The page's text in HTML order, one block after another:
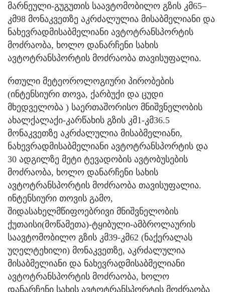
მარნეული-გუგუთის საავტომობილო გზის კმ65–
კმ98 მონაკვეთზე აკრძალულია მისაბმელიანი და
ნახევრადმისაბმელიანი ავტოტრანსპორტის
მოძრაობა, ხოლო დანარჩენი სახის
ავტოტრანსპორტის მოძრაობა თავისუფალია.
რთული მეტეოროლოგიური პირობების
(ინტენსიური თოვა, ქარბუქი და ცუდი
მხედველობა ) საერთაშორისო მნიშვნელობის
ახალქალაქი-კარწახის გზის კმ1-კმ36.5
მონაკვეთზე აკრძალულია მისაბმელიანი,
ნახევრადმისაბმელიანი ავტოტრანსპორტის და
30 ადგილზე მეტი ტევადობის ავტობუსების
მოძრაობა, ხოლო დანარჩენი სახის
ავტოტრანსპორტის მოძრაობა თავისუფალია.
ინტენსიური თოვის გამო,
შიდასახელმწიფოებრივი მნიშვნელობის
ქუთაისი(მოწამეთა)-ტყიბული-ამბროლაურის
საავტომობილო გზის კმ39-კმ62 (ნაქერალას
უღელტეხილი) მონაკვეთზე, აკრძალულია
მისაბმელიანი და ნახევრადმისაბმელიანი
ავტოტრანსპორტის მოძრაობა, ხოლო
დანარჩენი სახის ავტოტრანსპორტის მოძრაობა